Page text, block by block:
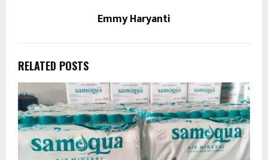
Emmy Haryanti
RELATED POSTS